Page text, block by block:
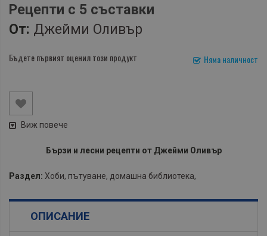
Рецепти с 5 съставки
От: Джейми Оливър
Няма наличност
Бъдете първият оценил този продукт
Виж повече
Бързи и лесни рецепти от Джейми Оливър
Раздел: Хоби, пътуване, домашна библиотека,
ОПИСАНИЕ